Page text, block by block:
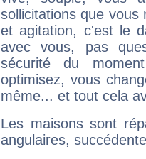
sollicitations que vous
et agitation, c'est le
avec vous, pas
sécurité du
optimisez, vous
même... et tout cela
Les maisons sont
angulaires,